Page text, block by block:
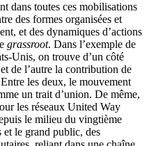
dans toutes ces mobilisations
des formes organisées et
et des dynamiques d’actions
grassroot. Dans l’exemple de
Unis, on trouve d’un côté
de l’autre la contribution de
les deux, le mouvement
un trait d’union. De même,
les réseaux United Way
le milieu du vingtième
et le grand public, des